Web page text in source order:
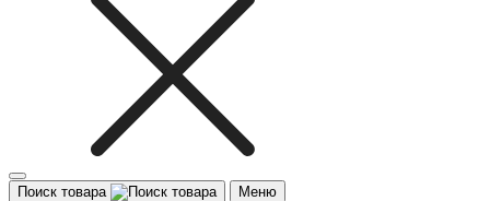
Поиск товара Меню